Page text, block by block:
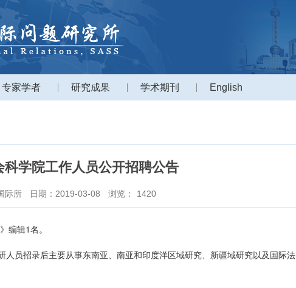
专家学者 研究成果 学术期刊 English
科学院工作人员公开招聘公告
际所 日期：2019-03-08 浏览： 1420
编辑1名。
招录后主要从事东南亚、南亚和印度洋区域研究、新疆域研究以及国际法